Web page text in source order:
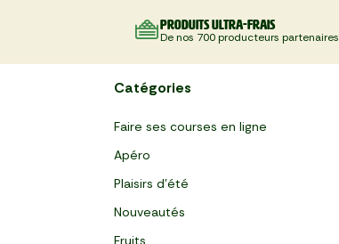
Produits ultra-frais
De nos 700 producteurs partenaires
Catégories
Faire ses courses en ligne
Apéro
Plaisirs d'été
Nouveautés
Fruits